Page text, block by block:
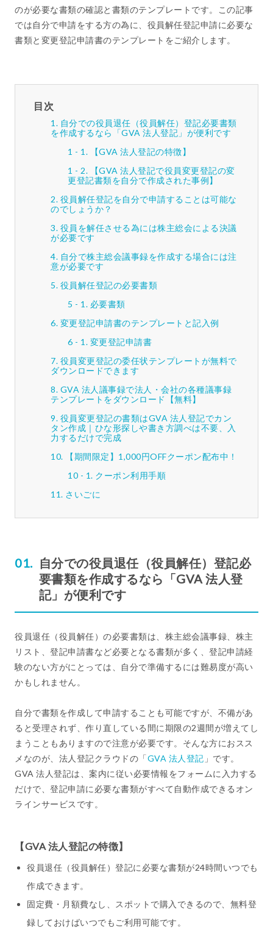
のが必要な書類の確認と書類のテンプレートです。この記事
では自分で申請をする方の為に、役員解任登記申請に必要な
書類と変更登記申請書のテンプレートをご紹介します。
目次
自分での役員退任（役員解任）登記必要書類
を作成するなら「GVA 法人登記」が便利です
【GVA 法人登記の特徴】
【GVA 法人登記で役員変更登記の変
更登記書類を自分で作成された事例】
役員解任登記を自分で申請することは可能な
のでしょうか？
役員を解任させる為には株主総会による決議
が必要です
自分で株主総会議事録を作成する場合には注
意が必要です
役員解任登記の必要書類
必要書類
変更登記申請書のテンプレートと記入例
変更登記申請書
役員変更登記の委任状テンプレートが無料で
ダウンロードできます
GVA 法人議事録で法人・会社の各種議事録
テンプレートをダウンロード【無料】
役員変更登記の書類はGVA 法人登記でカン
タン作成｜ひな形探しや書き方調べは不要、入
力するだけで完成
【期間限定】1,000円OFFクーポン配布中！
クーポン利用手順
さいごに
自分での役員退任（役員解任）登記必
要書類を作成するなら「GVA 法人登
記」が便利です
役員退任（役員解任）の必要書類は、株主総会議事録、株主
リスト、登記申請書など必要となる書類が多く、登記申請経
験のない方がにとっては、自分で準備するには難易度が高い
かもしれません。
自分で書類を作成して申請することも可能ですが、不備があ
ると受理されず、作り直している間に期限の2週間が増えてし
まうこともありますので注意が必要です。そんな方におスス
メなのが、法人登記クラウドの「GVA 法人登記 」です。
GVA 法人登記は、案内に従い必要情報をフォームに入力する
だけで、登記申請に必要な書類がすべて自動作成できるオン
ラインサービスです。
【GVA 法人登記の特徴】
役員退任（役員解任）登記に必要な書類が24時間いつでも
作成できます。
固定費・月額費なし、スポットで購入できるので、無料登
録しておけばいつでもご利用可能です。